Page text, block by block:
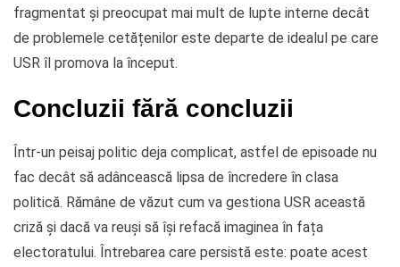
fragmentat și preocupat mai mult de lupte interne decât
de problemele cetățenilor este departe de idealul pe care
USR îl promova la început.
Concluzii fără concluzii
Într-un peisaj politic deja complicat, astfel de episoade nu
fac decât să adâncească lipsa de încredere în clasa
politică. Rămâne de văzut cum va gestiona USR această
criză și dacă va reuși să își refacă imaginea în fața
electoratului. Întrebarea care persistă este: poate acest